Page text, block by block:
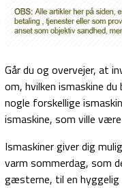
Går du og overvejer, at
om, hvilken ismaskine
nogle forskellige
ismaskine, som ville
Ismaskiner giver dig
varm sommerdag, som
gæsterne, til en hyggelig